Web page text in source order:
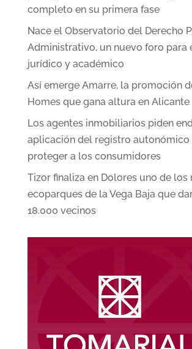
completo en su primera fase
Nace el Observatorio del Derecho
Administrativo, un nuevo foro para
jurídico y académico
Así emerge Amarre, la promoción
Homes que gana altura en Alicante
Los agentes inmobiliarios piden
aplicación del registro autonómico
proteger a los consumidores
Tizor finaliza en Dolores uno de los
ecoparques de la Vega Baja que
18.000 vecinos